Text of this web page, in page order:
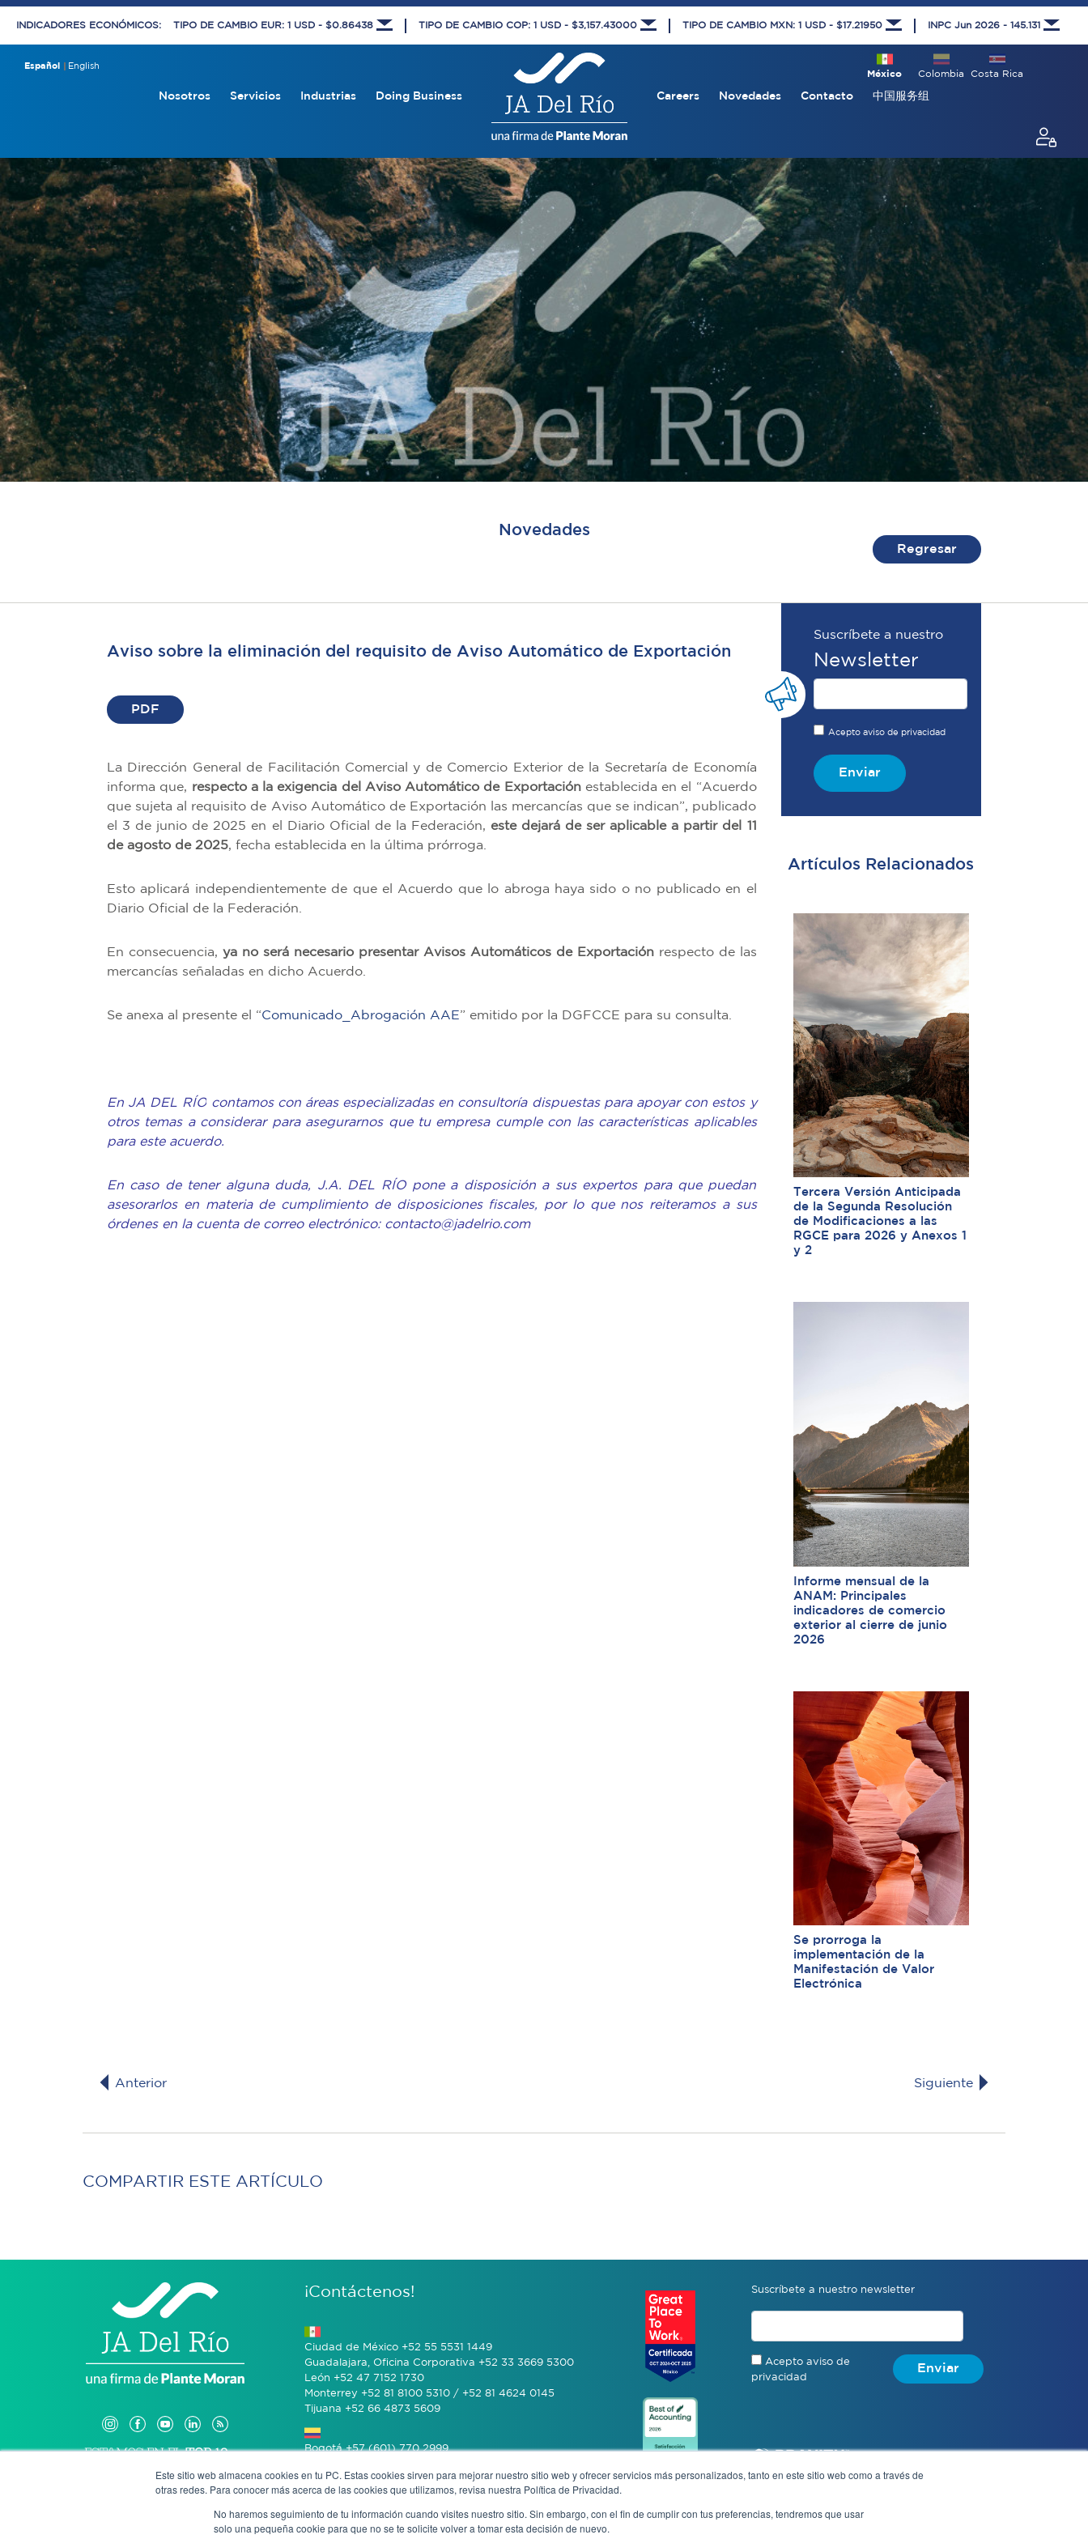
Este sitio web almacena cookies en tu PC. Estas cookies sirven para mejorar nuestro sitio web y ofrecer servicios más personalizados, tanto en este sitio web como a través de
otras redes. Para conocer más acerca de las cookies que utilizamos, revisa nuestra Política de Privacidad.
No haremos seguimiento de tu información cuando visites nuestro sitio. Sin embargo, con el fin de cumplir con tus preferencias, tendremos que usar
solo una pequeña cookie para que no se te solicite volver a tomar esta decisión de nuevo.
INDICADORES ECONÓMICOS: TIPO DE CAMBIO EUR: 1 USD - $0.86438 TIPO DE CAMBIO COP: 1 USD - $3,157.43000 TIPO DE CAMBIO MXN: 1 USD - $17.21950 INPC Jun 2026 - 145.131
Español English
Costa Rica
Colombia
México
Nosotros Servicios Industrias Doing Business Careers Novedades Contacto 中国服务组
Novedades
Regresar
Aviso sobre la eliminación del requisito de Aviso Automático de Exportación
PDF
La Dirección General de Facilitación Comercial y de Comercio Exterior de la Secretaría de Economía
informa que, respecto a la exigencia del Aviso Automático de Exportaciónestablecida en el “Acuerdo
que sujeta al requisito de Aviso Automático de Exportación las mercancías que se indican”, publicado
el 3 de junio de 2025 en el Diario Oficial de la Federación, este dejará de ser aplicable a partir del 11
de agosto de 2025, fecha establecida en la última prórroga.
Esto aplicará independientemente de que el Acuerdo que lo abroga haya sido o no publicado en el
Diario Oficial de la Federación.
En consecuencia, ya no será necesario presentar Avisos Automáticos de Exportaciónrespecto de las
mercancías señaladas en dicho Acuerdo.
Se anexa al presente el “Comunicado_Abrogación AAE” emitido por la DGFCCE para su consulta.
En JA DEL RÍO contamos con áreas especializadas en consultoría dispuestas para apoyar con estos y
otros temas a considerar para asegurarnos que tu empresa cumple con las características aplicables
para este acuerdo.
En caso de tener alguna duda, J.A. DEL RÍO pone a disposición a sus expertos para que puedan
asesorarlos en materia de cumplimiento de disposiciones fiscales, por lo que nos reiteramos a sus
órdenes en la cuenta de correo electrónico: contacto@jadelrio.com
Suscríbete a nuestro
Newsletter
Acepto aviso de privacidad
Enviar
Artículos Relacionados
Tercera Versión Anticipada
de la Segunda Resolución
de Modificaciones a las
RGCE para 2026 y Anexos 1
y 2
Informe mensual de la
ANAM: Principales
indicadores de comercio
exterior al cierre de junio
2026
Se prorroga la
implementación de la
Manifestación de Valor
Electrónica
Anterior Siguiente
COMPARTIR ESTE ARTÍCULO
¡Contáctenos!
Ciudad de México +52 55 5531 1449
Guadalajara, Oficina Corporativa +52 33 3669 5300
León +52 47 7152 1730
Monterrey +52 81 8100 5310 / +52 81 4624 0145
Tijuana +52 66 4873 5609
Bogotá +57 (601) 770 2999
San José +506 4070 0742
Suscríbete a nuestro newsletter
Acepto aviso de
privacidad
Enviar
Aviso de privacidad